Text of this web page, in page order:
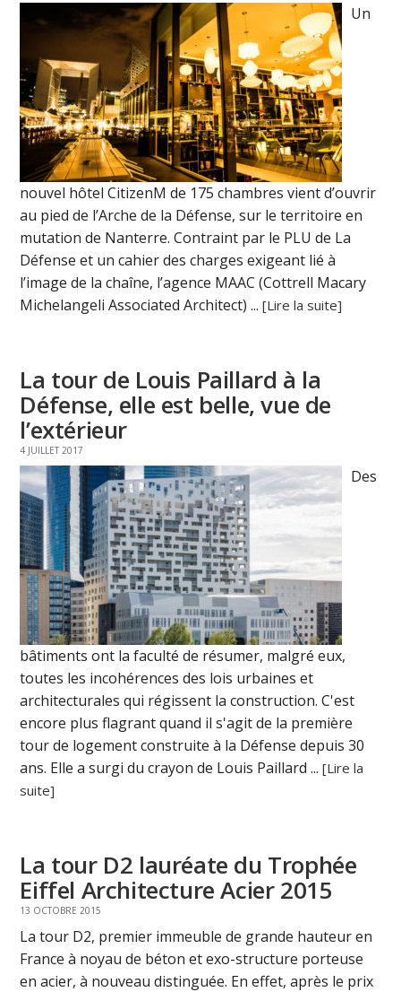
Un
nouvel hôtel CitizenM de 175 chambres vient d’ouvrir
au pied de l’Arche de la Défense, sur le territoire en
mutation de Nanterre. Contraint par le PLU de La
Défense et un cahier des charges exigeant lié à
l’image de la chaîne, l’agence MAAC (Cottrell Macary
Michelangeli Associated Architect) ...[Lire la suite]
La tour de Louis Paillard à la
Défense, elle est belle, vue de
l’extérieur
4 JUILLET 2017
Des
bâtiments ont la faculté de résumer, malgré eux,
toutes les incohérences des lois urbaines et
architecturales qui régissent la construction. C'est
encore plus flagrant quand il s'agit de la première
tour de logement construite à la Défense depuis 30
ans. Elle a surgi du crayon de Louis Paillard ...[Lire la
suite]
La tour D2 lauréate du Trophée
Eiffel Architecture Acier 2015
13 OCTOBRE 2015
La tour D2, premier immeuble de grande hauteur en
France à noyau de béton et exo-structure porteuse
en acier, à nouveau distinguée. En effet, après le prix